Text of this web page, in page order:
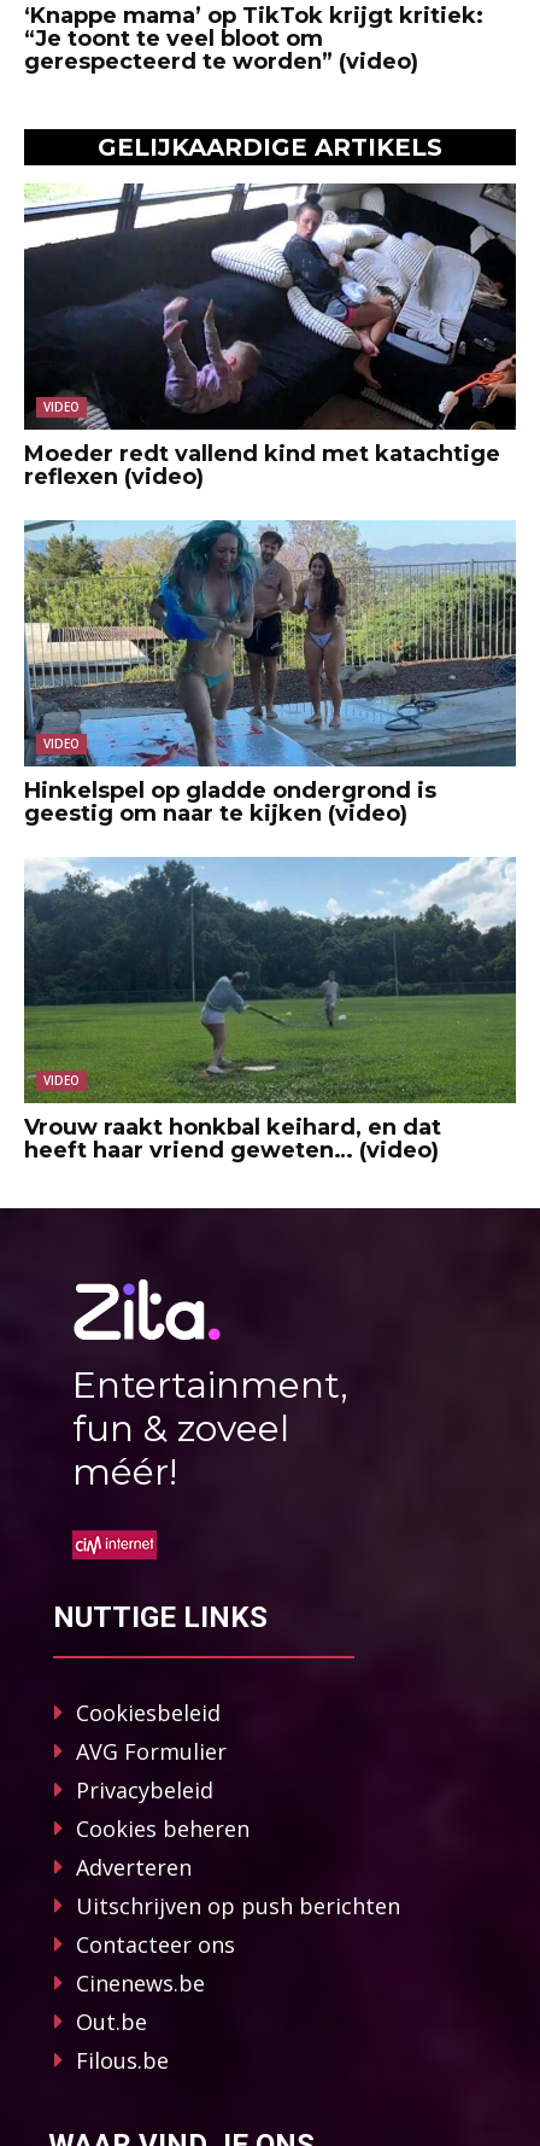
‘Knappe mama’ op TikTok krijgt kritiek:
“Je toont te veel bloot om
gerespecteerd te worden” (video)
GELIJKAARDIGE ARTIKELS
VIDEO
Moeder redt vallend kind met katachtige
reflexen (video)
VIDEO
Hinkelspel op gladde ondergrond is
geestig om naar te kijken (video)
VIDEO
Vrouw raakt honkbal keihard, en dat
heeft haar vriend geweten… (video)
Entertainment,
fun & zoveel
méér!
NUTTIGE LINKS
Cookiesbeleid
AVG Formulier
Privacybeleid
Cookies beheren
Adverteren
Uitschrijven op push berichten
Contacteer ons
Cinenews.be
Out.be
Filous.be